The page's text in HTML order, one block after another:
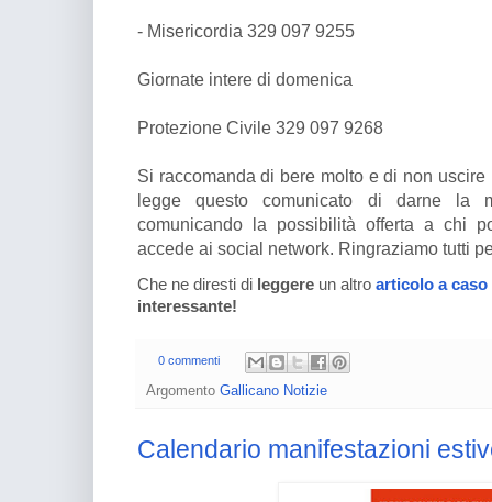
- Misericordia 329 097 9255
Giornate intere di domenica
Protezione Civile 329 097 9268
Si raccomanda di bere molto e di non
legge questo comunicato di darne la
comunicando la possibilità offerta a chi
accede ai social network. Ringraziamo tutti
Che ne diresti di leggere un altro articolo a caso
interessante!
0 commenti
Argomento Gallicano Notizie
Calendario manifestazioni